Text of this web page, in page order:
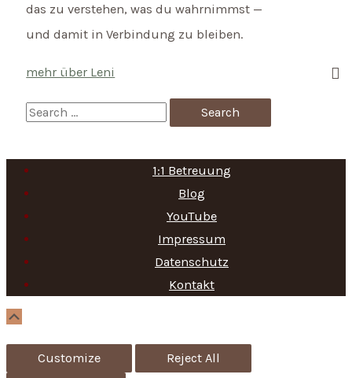
Himalaya
das zu verstehen, was du wahrnimmst —
und damit in Verbindung zu bleiben.
mehr über Leni
S
a
h
f
o
1:1 Betreuung
Blog
YouTube
Impressum
Datenschutz
Kontakt
Customize
Reject All